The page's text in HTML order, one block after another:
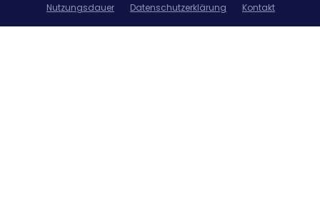
Nutzungsdauer
Datenschutzerklärung Kontakt